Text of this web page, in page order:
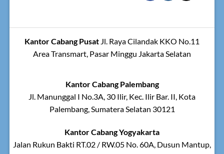
Kantor Cabang Pusat Jl. Raya Cilandak KKO No.11
Area Transmart, Pasar Minggu Jakarta Selatan
Kantor Cabang Palembang
Jl. Manunggal I No.3A, 30 Ilir, Kec. Ilir Bar. II, Kota
Palembang, Sumatera Selatan 30121
Kantor Cabang Yogyakarta
Jalan Rukun Bakti RT.02 / RW.05 No. 60A, Dusun Mantup,